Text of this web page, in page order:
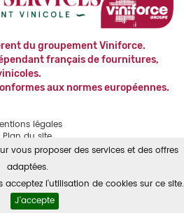
vous proposer des services et des offres
adaptées.
l'utilisation de cookies sur ce site.
J'accepte
du groupement Viniforce.
français de fournitures,
aux normes européennes.
légales
Plan du site
Contact
RGPD
Powered by